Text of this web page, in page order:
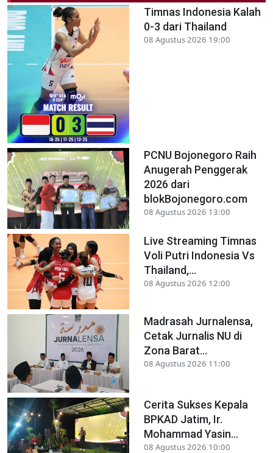
Timnas Indonesia Kalah
0-3 dari Thailand
08 Agustus 2026 19:00
PCNU Bojonegoro Raih
Anugerah Penggerak
2026 dari
blokBojonegoro.com
08 Agustus 2026 13:00
Live Streaming Timnas
Voli Putri Indonesia Vs
Thailand,...
08 Agustus 2026 12:00
Madrasah Jurnalensa,
Cetak Jurnalis NU di
Zona Barat...
08 Agustus 2026 11:00
Cerita Sukses Kepala
BPKAD Jatim, Ir.
Mohammad Yasin...
08 Agustus 2026 10:00